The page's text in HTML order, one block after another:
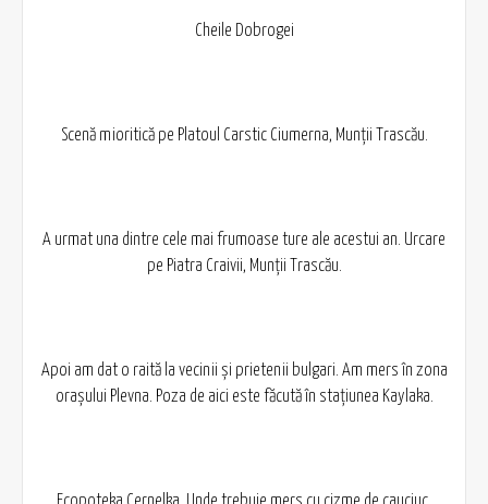
Cheile Dobrogei
Scenă mioritică pe Platoul Carstic Ciumerna, Munții Trascău.
A urmat una dintre cele mai frumoase ture ale acestui an. Urcare
pe Piatra Craivii, Munții Trascău.
Apoi am dat o raită la vecinii și prietenii bulgari. Am mers în zona
orașului Plevna. Poza de aici este făcută în stațiunea Kaylaka.